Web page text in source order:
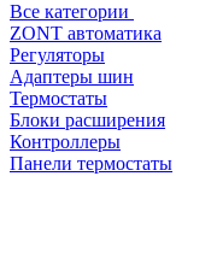
Все категории
ZONT автоматика
Регуляторы
Адаптеры шин
Термостаты
Блоки расширения
Контроллеры
Панели термостаты